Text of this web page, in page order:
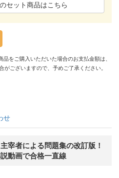
セット商品はこちら
をご購入いただいた場合のお支払金額は、
がございますので、予めご了承ください。
せ
宰者による問題集の改訂版！
動画で合格一直線